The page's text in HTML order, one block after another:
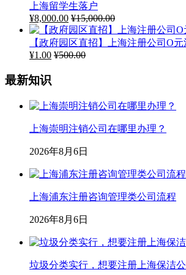
上海留学生落户
¥8,000.00 ¥15,000.00
【政府园区直招】上海注册公司O
¥1.00 ¥500.00
最新知识
上海崇明注销公司在哪里办理？
2026年8月6日
上海浦东注册咨询管理类公司流程
2026年8月6日
垃圾分类实行，想要注册上海保洁